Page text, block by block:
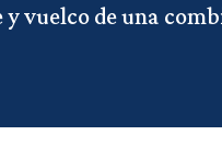
y vuelco de una